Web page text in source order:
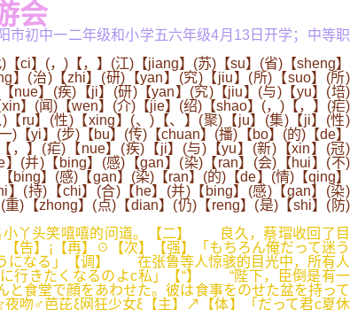
会
初中一二年级和小学五六年级4月13日开学；中等职
(，)【，】(江)【jiang】(苏)【su】(省)【sheng】
】(治)【zhi】(研)【yan】(究)【jiu】(所)【suo】(所)
nue】(疾)【ji】(研)【yan】(究)【jiu】(与)【yu】(培)
】(闻)【wen】(介)【jie】(绍)【shao】(，)【，】(疟)
ru】(性)【xing】(、)【、】(聚)【ju】(集)【ji】(性)
【yi】(步)【bu】(传)【chuan】(播)【bo】(的)【de】
，】(疟)【nue】(疾)【ji】(与)【yu】(新)【xin】(冠)
(并)【bing】(感)【gan】(染)【ran】(会)【hui】(不)
】(感)【gan】(染)【ran】(的)【de】(情)【qing】
(持)【chi】(合)【he】(并)【bing】(感)【gan】(染)
)【zhong】(点)【dian】(仍)【reng】(是)【shi】(防)
丫头笑嘻嘻的问道。【二】 良久，蔡瑁收回了目
告】¡【再】☉【次】【强】「もちろん俺だって迷う
うになる」【调】 在张鲁等人惊骇的目光中，所有人
に行きたくなるのよc私」【“】 “陛下，臣倒是有一
食堂で顔をあわせた。彼は食事をのせた盆を持って
吻♂芭芘ξ网狂少女ξ【主】↗【体】「だって君c夏休